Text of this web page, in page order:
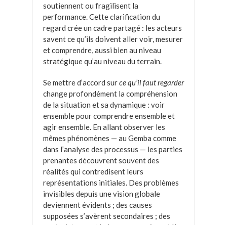
soutiennent ou fragilisent la
performance. Cette clarification du
regard crée un cadre partagé : les acteurs
savent ce qu’ils doivent aller voir, mesurer
et comprendre, aussi bien au niveau
stratégique qu’au niveau du terrain.
Se mettre d’accord surce qu’il faut regarder
change profondément la compréhension
de la situation et sa dynamique : voir
ensemble pour comprendre ensemble et
agir ensemble. En allant observer les
mêmes phénomènes — au Gemba comme
dans l’analyse des processus — les parties
prenantes découvrent souvent des
réalités qui contredisent leurs
représentations initiales. Des problèmes
invisibles depuis une vision globale
deviennent évidents ; des causes
supposées s’avèrent secondaires ; des